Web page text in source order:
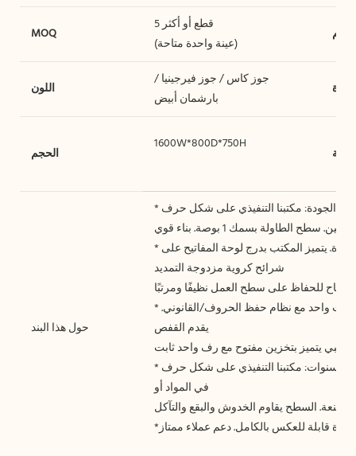
MOQ
5 قطع أو أكثر
(عينة واحدة متاحة)
اللون
جوز كاس / جوز فيرجينيا /
بارشمان أبيض
الحجم
1600W*800D*750H
حول هذا البند
* موفر للمساحة: صغير الحجم ومصمم للمساحات الصغيرة. يتميز المكتب بدرج لوحة المفاتيح على
شرائح كروية مزدوجة التمديد
* تخزين جيد: تحتوي القاعدة على درج أدوات واحد ودرج ملفات واحد مع نظام حفظ الحروف/القانوني.
يقدم القفص
* ضمان محدود لمدة 10 سنوات: مكتبنا التنفيذي على شكل حرف L مضمون للمالك الأصلي ضد العيوب
في المواد أو